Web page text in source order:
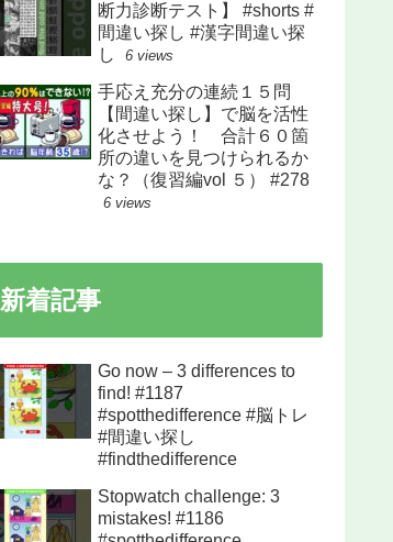
断力診断テスト】 #shorts #
間違い探し #漢字間違い探
し
6 views
手応え充分の連続１５問
【間違い探し】で脳を活性
化させよう！ 合計６０箇
所の違いを見つけられるか
な？（復習編vol ５） #278
6 views
新着記事
Go now – 3 differences to
find! #1187
#spotthedifference #脳トレ
#間違い探し
#findthedifference
Stopwatch challenge: 3
mistakes! #1186